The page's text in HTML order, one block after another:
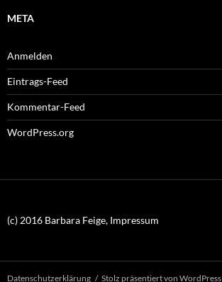
META
Anmelden
Eintrags-Feed
Kommentar-Feed
WordPress.org
(c) 2016 Barbara Feige, Impressum
Datenschutzerklärung Stolz präsentiert von WordPress